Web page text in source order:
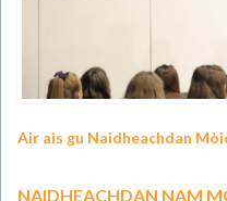
Air ais gu Naidheachdan
NAIDHEACHDAN NAM